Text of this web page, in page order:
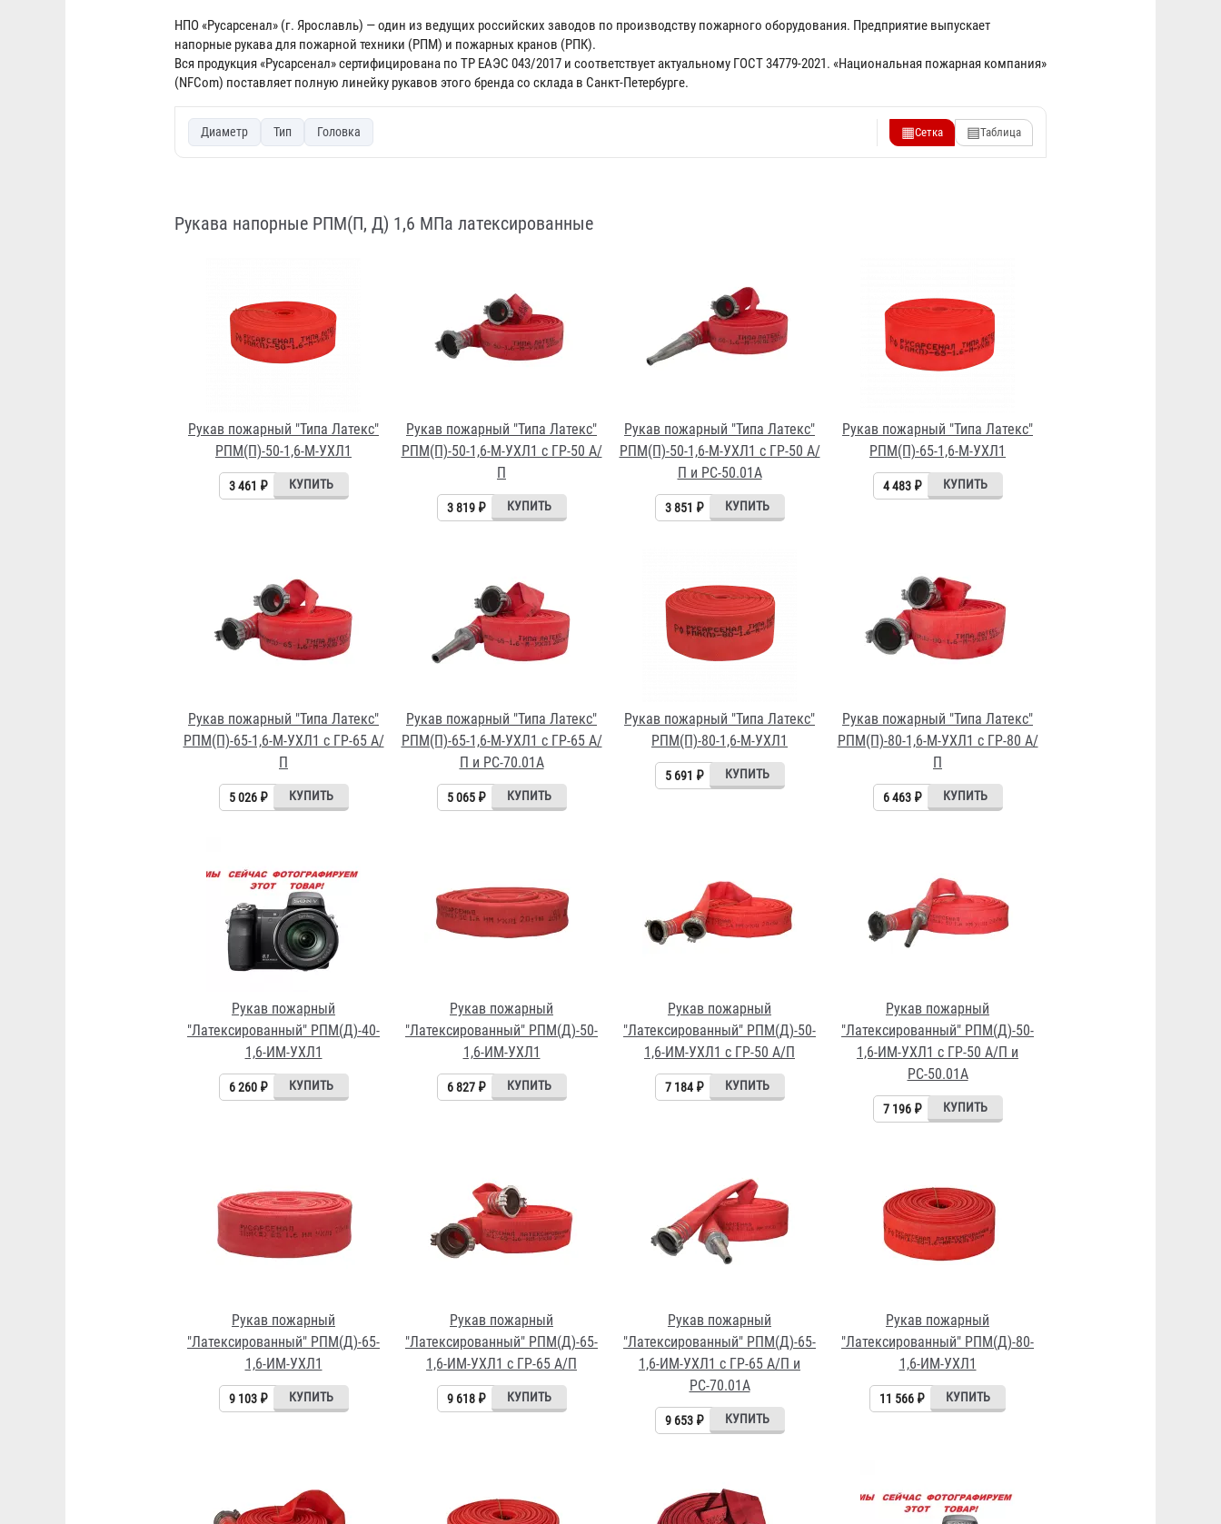
НПО «Русарсенал» (г. Ярославль) — один из ведущих российских заводов по производству пожарного оборудования. Предприятие выпускает
напорные рукава для пожарной техники (РПМ) и пожарных кранов (РПК).
Вся продукция «Русарсенал» сертифицирована по ТР ЕАЭС 043/2017 и соответствует актуальному ГОСТ 34779-2021. «Национальная пожарная компания»
(NFCom) поставляет полную линейку рукавов этого бренда со склада в Санкт-Петербурге.
Диаметр Тип Головка ▦Сетка ▤Таблица
Рукава напорные РПМ(П, Д) 1,6 МПа латексированные
Рукав пожарный "Типа Латекс"
РПМ(П)-50-1,6-М-УХЛ1
3 461 ₽
Рукав пожарный "Типа Латекс"
РПМ(П)-50-1,6-М-УХЛ1 с ГР-50 А/
П
3 819 ₽
Рукав пожарный "Типа Латекс"
РПМ(П)-50-1,6-М-УХЛ1 с ГР-50 А/
П и РС-50.01А
3 851 ₽
Рукав пожарный "Типа Латекс"
РПМ(П)-65-1,6-М-УХЛ1
4 483 ₽
Рукав пожарный "Типа Латекс"
РПМ(П)-65-1,6-М-УХЛ1 с ГР-65 А/
П
5 026 ₽
Рукав пожарный "Типа Латекс"
РПМ(П)-65-1,6-М-УХЛ1 с ГР-65 А/
П и РС-70.01А
5 065 ₽
Рукав пожарный "Типа Латекс"
РПМ(П)-80-1,6-М-УХЛ1
5 691 ₽
Рукав пожарный "Типа Латекс"
РПМ(П)-80-1,6-М-УХЛ1 с ГР-80 А/
П
6 463 ₽
Рукав пожарный
"Латексированный" РПМ(Д)-40-
1,6-ИМ-УХЛ1
6 260 ₽
Рукав пожарный
"Латексированный" РПМ(Д)-50-
1,6-ИМ-УХЛ1
6 827 ₽
Рукав пожарный
"Латексированный" РПМ(Д)-50-
1,6-ИМ-УХЛ1 с ГР-50 А/П
7 184 ₽
Рукав пожарный
"Латексированный" РПМ(Д)-50-
1,6-ИМ-УХЛ1 с ГР-50 А/П и
РС-50.01А
7 196 ₽
Рукав пожарный
"Латексированный" РПМ(Д)-65-
1,6-ИМ-УХЛ1
9 103 ₽
Рукав пожарный
"Латексированный" РПМ(Д)-65-
1,6-ИМ-УХЛ1 с ГР-65 А/П
9 618 ₽
Рукав пожарный
"Латексированный" РПМ(Д)-65-
1,6-ИМ-УХЛ1 с ГР-65 А/П и
РС-70.01А
9 653 ₽
Рукав пожарный
"Латексированный" РПМ(Д)-80-
1,6-ИМ-УХЛ1
11 566 ₽